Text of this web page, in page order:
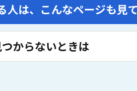
は、 こんなページも見
からないときは